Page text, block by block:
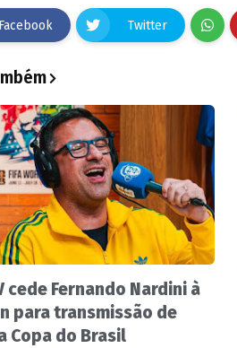
Facebook Twitter
cede Fernando Nardini à
para transmissão de
Copa do Brasil